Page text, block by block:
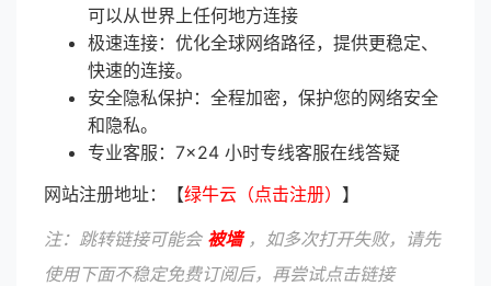
可以从世界上任何地方连接
极速连接：优化全球网络路径，提供更稳定、
快速的连接。
安全隐私保护：全程加密，保护您的网络安全
和隐私。
专业客服：7×24 小时专线客服在线答疑
网站注册地址：【绿牛云（点击注册） 】
注：跳转链接可能会 被墙，如多次打开失败，请先
使用下面不稳定免费订阅后，再尝试点击链接